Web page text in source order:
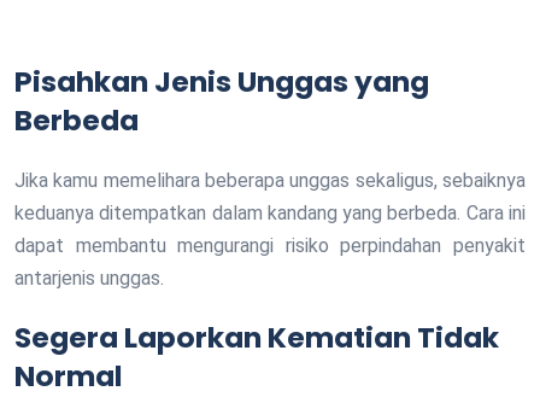
Pisahkan Jenis Unggas yang
Berbeda
Jika kamu memelihara beberapa unggas sekaligus, sebaiknya
keduanya ditempatkan dalam kandang yang berbeda. Cara ini
dapat membantu mengurangi risiko perpindahan penyakit
antarjenis unggas.
Segera Laporkan Kematian Tidak
Normal